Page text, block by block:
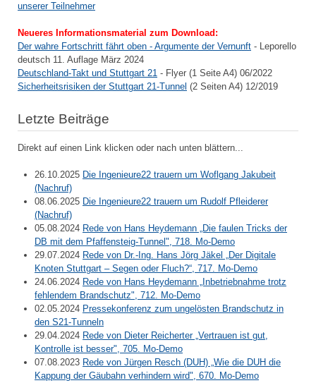
unserer Teilnehmer
Neueres Informationsmaterial zum Download:
Der wahre Fortschritt fährt oben - Argumente der Vernunft - Leporello
deutsch 11. Auflage März 2024
Deutschland-Takt und Stuttgart 21 - Flyer (1 Seite A4) 06/2022
Sicherheitsrisiken der Stuttgart 21-Tunnel (2 Seiten A4) 12/2019
Letzte Beiträge
Direkt auf einen Link klicken oder nach unten blättern...
26.10.2025 Die Ingenieure22 trauern um Woflgang Jakubeit
(Nachruf)
08.06.2025 Die Ingenieure22 trauern um Rudolf Pfleiderer
(Nachruf)
05.08.2024 Rede von Hans Heydemann „Die faulen Tricks der
DB mit dem Pfaffensteig-Tunnel", 718. Mo-Demo
29.07.2024 Rede von Dr.-Ing. Hans Jörg Jäkel „Der Digitale
Knoten Stuttgart – Segen oder Fluch?“, 717. Mo-Demo
24.06.2024 Rede von Hans Heydemann „Inbetriebnahme trotz
fehlendem Brandschutz", 712. Mo-Demo
02.05.2024 Pressekonferenz zum ungelösten Brandschutz in
den S21-Tunneln
29.04.2024 Rede von Dieter Reicherter „Vertrauen ist gut,
Kontrolle ist besser", 705. Mo-Demo
07.08.2023 Rede von Jürgen Resch (DUH) „Wie die DUH die
Kappung der Gäubahn verhindern wird", 670. Mo-Demo